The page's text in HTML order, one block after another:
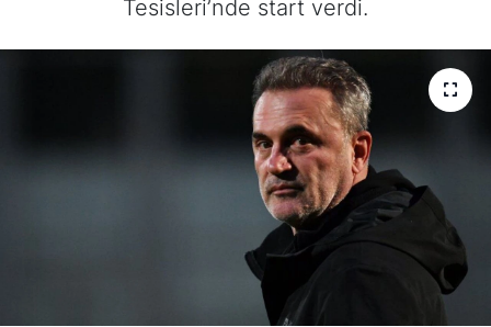
Tesisleri’nde start verdi.
Son Dakika Haberleri